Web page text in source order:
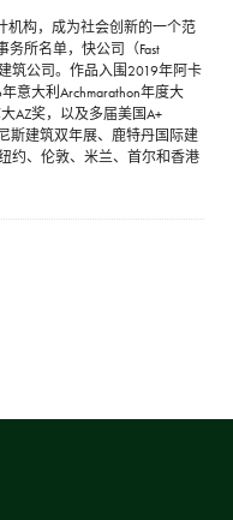
机构，成为社会创新的一个范
务所名单，快公司（Fast
筑公司。作品入围2019年阿卡
意大利Archmarathon年度大
AZ奖，以及多届美国A+
斯建筑双年展、鹿特丹国际建
约、伦敦、米兰、首尔和香港